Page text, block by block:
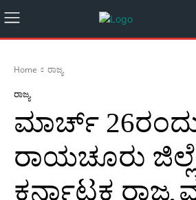
Home ರಾಜ್ಯ
ರಾಜ್ಯ
ಮಾರ್ಚ್
ರಾಯಚೂರು
ಕರ್ನಾಟಕ ರಾಜ್ಯ